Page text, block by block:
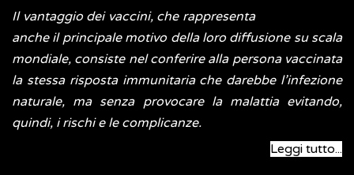
Il vantaggio dei vaccini, che rappresenta
anche il principale motivo della loro diffusione su scala
mondiale, consiste nel conferire alla persona vaccinata
la stessa risposta immunitaria che darebbe l’infezione
naturale, ma senza provocare la malattia evitando,
quindi, i rischi e le complicanze.
Leggi tutto...